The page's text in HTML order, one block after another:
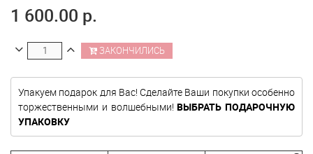
1 600.00 р.
ЗАКОНЧИЛИСЬ
Упакуем подарок для Вас! Сделайте Ваши покупки особенно
торжественными и волшебными!ВЫБРАТЬ ПОДАРОЧНУЮ
УПАКОВКУ